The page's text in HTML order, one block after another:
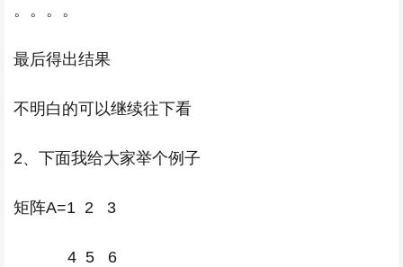
。。。。
最后得出结果
不明白的可以继续往下看
2、下面我给大家举个例子
矩阵A=1 2 3
4 5 6